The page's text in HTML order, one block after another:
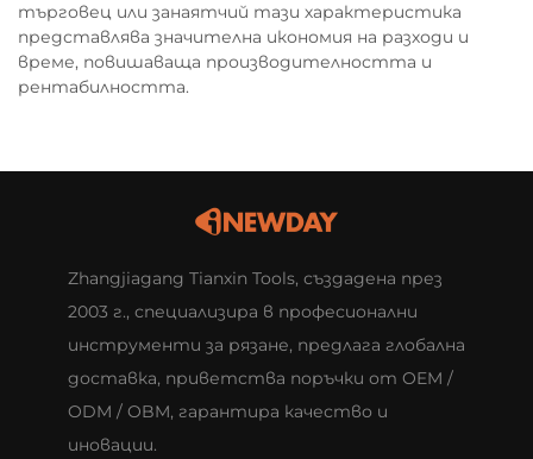
търговец или занаятчий тази характеристика
представлява значителна икономия на разходи и
време, повишаваща производителността и
рентабилността.
Zhangjiagang Tianxin Tools, създадена през
2003 г., специализира в професионални
инструменти за рязане, предлага глобална
доставка, приветства поръчки от OEM /
ODM / OBM, гарантира качество и
иновации.